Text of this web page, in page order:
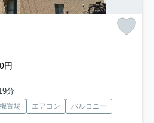
円
分
置場 エアコン
バルコニー